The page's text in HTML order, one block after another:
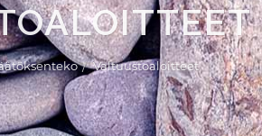
Valtuustoaloitteet